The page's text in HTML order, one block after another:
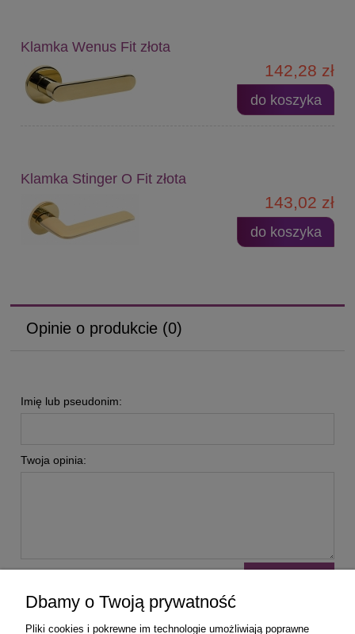
Klamka Wenus Fit złota
142,28 zł
do koszyka
Klamka Stinger O Fit złota
143,02 zł
do koszyka
Opinie o produkcie (0)
Imię lub pseudonim:
Twoja opinia:
Dbamy o Twoją prywatność
Pliki cookies i pokrewne im technologie umożliwiają poprawne